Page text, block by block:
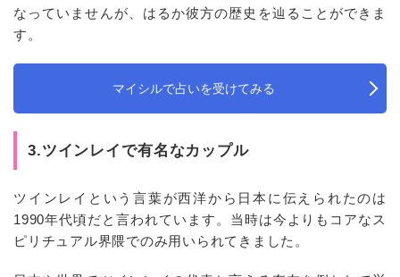
なっていませんが、はるか彼方の歴史を辿ることができま
す。
マイシルで占いを受けてみる
3.ツインレイで有名なカップル
ツインレイという言葉が西洋から日本に伝えられたのは
1990年代頃だと言われています。当時は今よりもコアなス
ピリチュアル界隈でのみ用いられてきました。